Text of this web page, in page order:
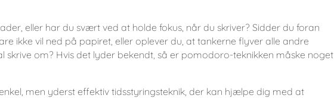
eller har du svært ved at holde fokus, når du skriver? Sidder du foran
ikke vil ned på papiret, eller oplever du, at tankerne flyver alle andre
skrive om? Hvis det lyder bekendt, så er pomodoro-teknikken måske noget
men yderst effektiv tidsstyringsteknik, der kan hjælpe dig med at